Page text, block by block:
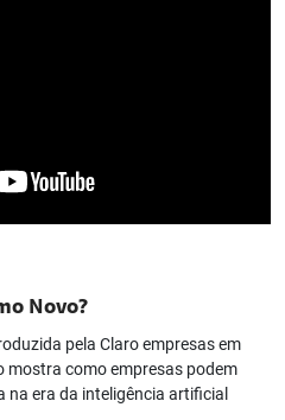
Novo?
pela Claro empresas em
mostra como empresas podem
na era da inteligência artificial